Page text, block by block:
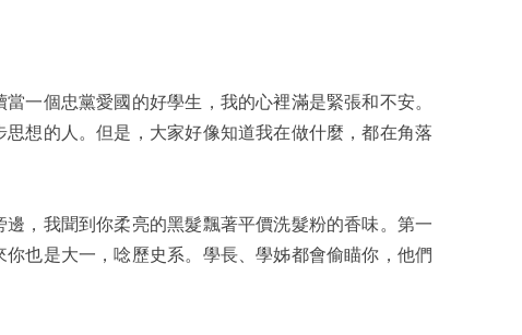
一個忠黨愛國的好學生，我的心裡滿是緊張和不安。
想的人。但是，大家好像知道我在做什麼，都在角落
，我聞到你柔亮的黑髮飄著平價洗髮粉的香味。第一
也是大一，唸歷史系。學長、學姊都會偷瞄你，他們